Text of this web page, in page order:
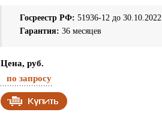
Госреестр РФ: 51936-12 до 30.10.2022
Гарантия: 36 месяцев
Цена, руб.
по запросу